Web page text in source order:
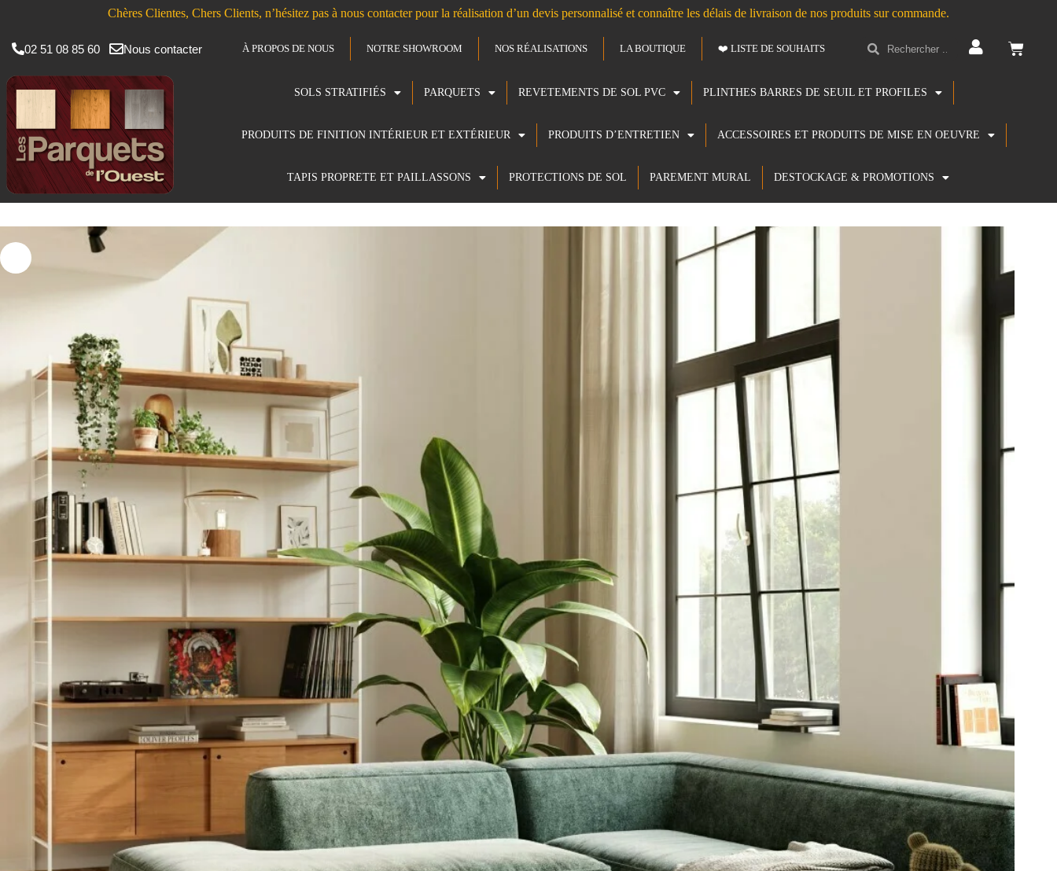
Chères Clientes, Chers Clients, n’hésitez pas à nous contacter pour la réalisation d’un devis personnalisé et connaître les délais de livraison de nos produits sur commande.
02 51 08 85 60 Nous contacter À PROPOS DE NOUS NOTRE SHOWROOM NOS RÉALISATIONS LA BOUTIQUE ❤️ LISTE DE SOUHAITS
SOLS STRATIFIÉS PARQUETS REVETEMENTS DE SOL PVC PLINTHES BARRES DE SEUIL ET PROFILES
PRODUITS DE FINITION INTÉRIEUR ET EXTÉRIEUR PRODUITS D’ENTRETIEN ACCESSOIRES ET PRODUITS DE MISE EN OEUVRE
TAPIS PROPRETE ET PAILLASSONS PROTECTIONS DE SOL PAREMENT MURAL DESTOCKAGE & PROMOTIONS